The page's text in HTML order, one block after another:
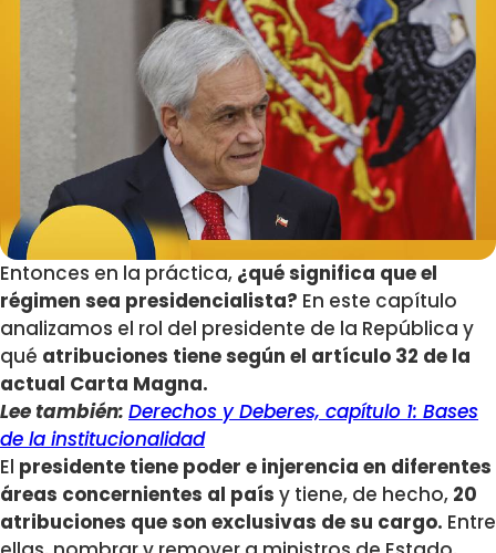
Entonces en la práctica, ¿qué significa que el
régimen sea presidencialista? En este capítulo
analizamos el rol del presidente de la República y
qué atribuciones tiene según el artículo 32 de la
actual Carta Magna.
Lee también: Derechos y Deberes, capítulo 1: Bases
de la institucionalidad
El presidente tiene poder e injerencia en diferentes
áreas concernientes al país y tiene, de hecho, 20
atribuciones que son exclusivas de su cargo. Entre